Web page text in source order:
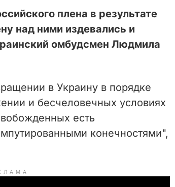
плена в результате
над ними издевались и
омбудсмен Людмила
в Украину в порядке
и бесчеловечных условиях
есть
конечностями",